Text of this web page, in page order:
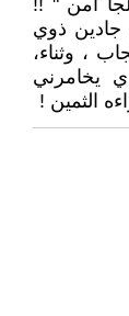
آمن " !!
جادين ذوي
، وثناء،
يخامرني
الثمين !